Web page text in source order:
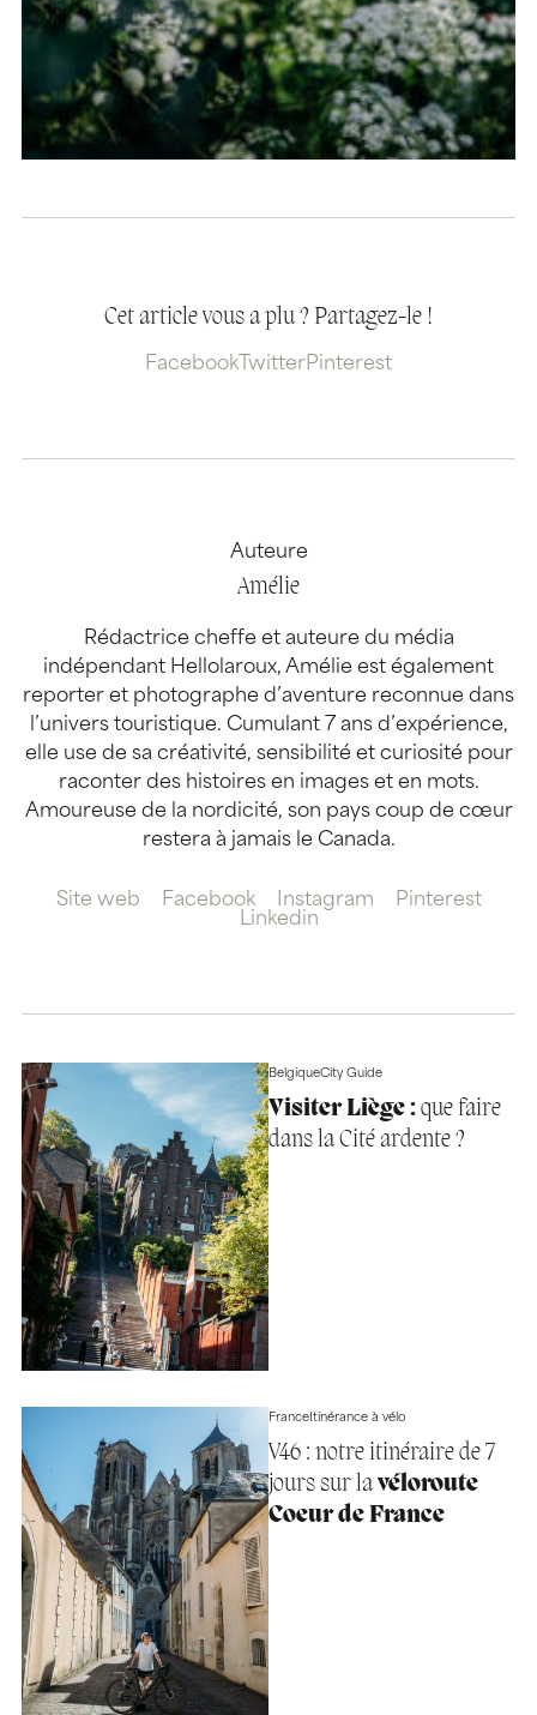
Cet article vous a plu ? Partagez-le !
Facebook TwitterPinterest
Auteure
Amélie
Rédactrice cheffe et auteure du média
indépendant Hellolaroux, Amélie est également
reporter et photographe d’aventure reconnue dans
l’univers touristique. Cumulant 7 ans d’expérience,
elle use de sa créativité, sensibilité et curiosité pour
raconter des histoires en images et en mots.
Amoureuse de la nordicité, son pays coup de cœur
restera à jamais le Canada.
Site web Facebook Instagram
Pinterest
Linkedin
BelgiqueCity Guide
Visiter Liège :que faire
dans la Cité ardente ?
FranceItinérance à vélo
V46 : notre itinéraire de 7
jours sur lavéloroute
Coeur de France